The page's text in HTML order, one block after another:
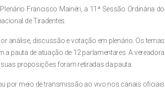
Francisco Mainéri, a 11ª Sessão Ordinária do
de Tiradentes.
análise, discussão e votação em plenário. Os temas
pauta de atuação de 12 parlamentares. A vereadora
proposições foram retiradas da pauta.
por meio de transmissão ao vivo nos canais oficiais